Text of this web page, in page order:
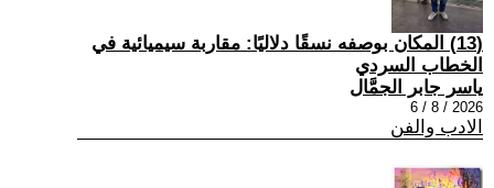
(13) المكان بوصفه نسقًا دلاليًا: مقاربة سيميائية في
الخطاب السردي
ياسر جابر الجمَّال
2026 / 8 / 6
الادب والفن